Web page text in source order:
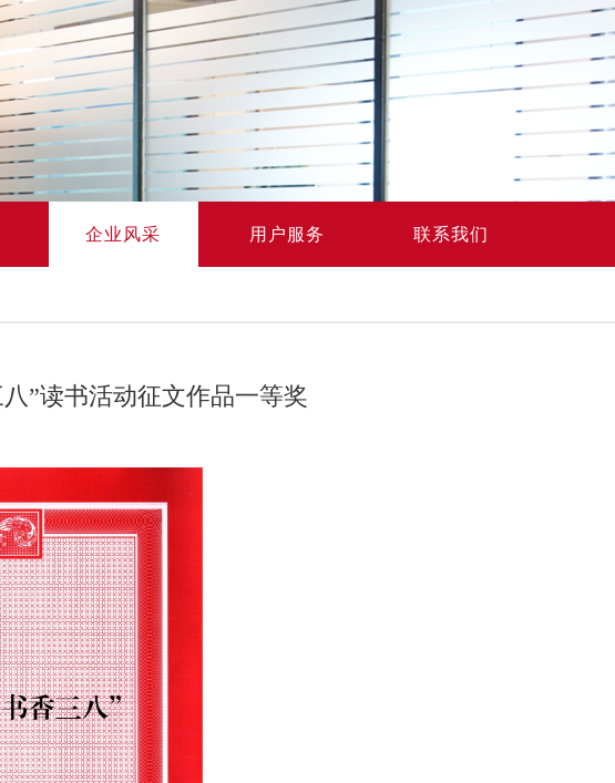
企业风采 用户服务 联系我们
”读书活动征文作品一等奖